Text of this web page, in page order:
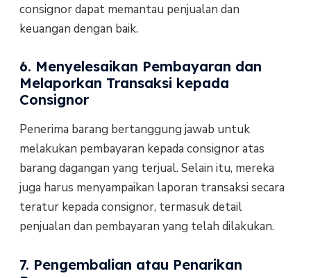
consignor dapat memantau penjualan dan
keuangan dengan baik.
6. Menyelesaikan Pembayaran dan
Melaporkan Transaksi kepada
Consignor
Penerima barang bertanggung jawab untuk
melakukan pembayaran kepada consignor atas
barang dagangan yang terjual. Selain itu, mereka
juga harus menyampaikan laporan transaksi secara
teratur kepada consignor, termasuk detail
penjualan dan pembayaran yang telah dilakukan.
7. Pengembalian atau Penarikan